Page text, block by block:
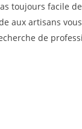
toujours facile
aux artisans
de